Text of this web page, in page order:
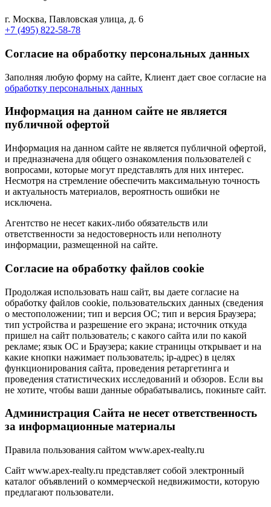
г. Москва, Павловская улица, д. 6
+7 (495) 822-58-78
Согласие на обработку персональных данных
Заполняя любую форму на сайте, Клиент дает свое согласие на
обработку персональных данных
Информация на данном сайте не является
публичной офертой
Информация на данном сайте не является публичной офертой,
и предназначена для общего ознакомления пользователей с
вопросами, которые могут представлять для них интерес.
Несмотря на стремление обеспечить максимальную точность
и актуальность материалов, вероятность ошибки не
исключена.
Агентство не несет каких-либо обязательств или
ответственности за недостоверность или неполноту
информации, размещенной на сайте.
Cогласие на обработку файлов cookie
Продолжая использовать наш сайт, вы даете согласие на
обработку файлов cookie, пользовательских данных (сведения
о местоположении; тип и версия ОС; тип и версия Браузера;
тип устройства и разрешение его экрана; источник откуда
пришел на сайт пользователь; с какого сайта или по какой
рекламе; язык ОС и Браузера; какие страницы открывает и на
какие кнопки нажимает пользователь; ip-адрес) в целях
функционирования сайта, проведения ретаргетинга и
проведения статистических исследований и обзоров. Если вы
не хотите, чтобы ваши данные обрабатывались, покиньте сайт.
Администрация Сайта не несет ответственность
за информационные материалы
Правила пользования сайтом www.apex-realty.ru
Сайт www.apex-realty.ru представляет собой электронный
каталог объявлений о коммерческой недвижимости, которую
предлагают пользователи.